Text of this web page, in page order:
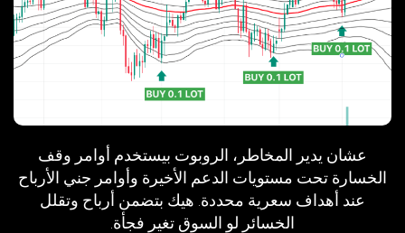
عشان يدير المخاطر، الروبوت بيستخدم أوامر وقف
الخسارة تحت مستويات الدعم الأخيرة وأوامر جني الأرباح
عند أهداف سعرية محددة. هيك بتضمن أرباح وتقلل
الخسائر لو السوق تغير فجأة.